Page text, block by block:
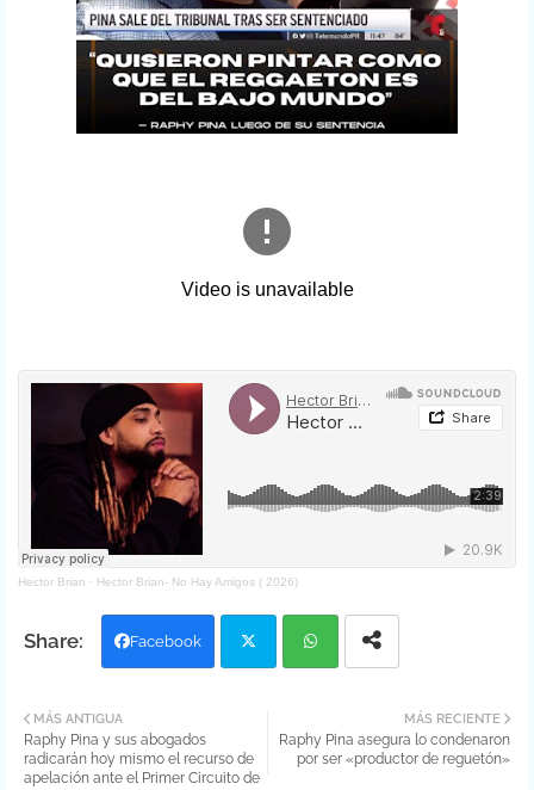
Hector Brian · Hector Brian- No Hay Amigos ( 2026)
Facebook
atsa
MÁS RECIENTE
Raphy Pina asegura lo condenaron
por ser «productor de reguetón»
MÁS ANTIGUA
Raphy Pina y sus abogados
radicarán hoy mismo el recurso de
apelación ante el Primer Circuito de